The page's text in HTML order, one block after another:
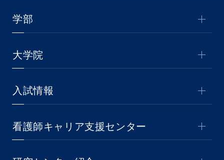
学部
大学院
入試情報
看護師キャリア支援センター